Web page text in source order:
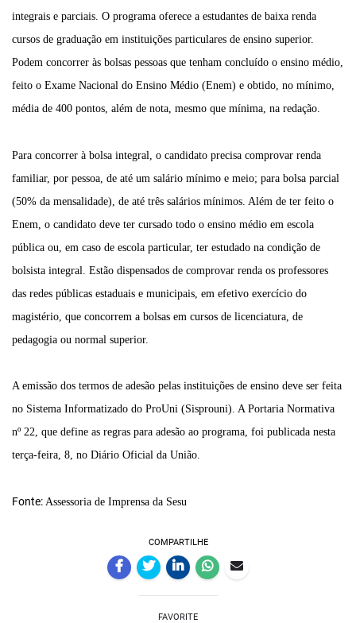
integrais e parciais. O programa oferece a estudantes de baixa renda
cursos de graduação em instituições particulares de ensino superior.
Podem concorrer às bolsas pessoas que tenham concluído o ensino médio,
feito o Exame Nacional do Ensino Médio (Enem) e obtido, no mínimo,
média de 400 pontos, além de nota, mesmo que mínima, na redação.
Para concorrer à bolsa integral, o candidato precisa comprovar renda
familiar, por pessoa, de até um salário mínimo e meio; para bolsa parcial
(50% da mensalidade), de até três salários mínimos. Além de ter feito o
Enem, o candidato deve ter cursado todo o ensino médio em escola
pública ou, em caso de escola particular, ter estudado na condição de
bolsista integral. Estão dispensados de comprovar renda os professores
das redes públicas estaduais e municipais, em efetivo exercício do
magistério, que concorrem a bolsas em cursos de licenciatura, de
pedagogia ou normal superior.
A emissão dos termos de adesão pelas instituições de ensino deve ser feita
no Sistema Informatizado do ProUni (Sisprouni). A Portaria Normativa
nº 22, que define as regras para adesão ao programa, foi publicada nesta
terça-feira, 8, no Diário Oficial da União.
Fonte: Assessoria de Imprensa da Sesu
COMPARTILHE
FAVORITE